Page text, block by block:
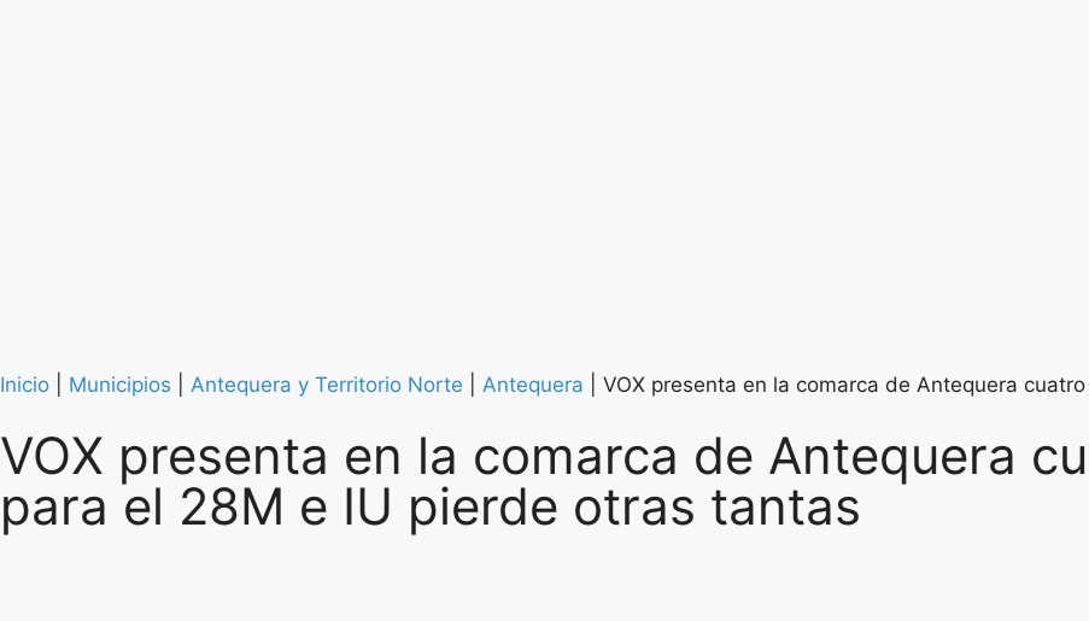
Inicio Municipios Antequera y Territorio Norte Antequera VOX presenta en la comarca de Antequera
VOX presenta en la comarca de Antequera
para el 28M e IU pierde otras tantas